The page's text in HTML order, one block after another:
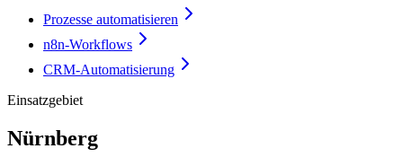
Prozesse automatisieren
n8n-Workflows
CRM-Automatisierung
Einsatzgebiet
Nürnberg